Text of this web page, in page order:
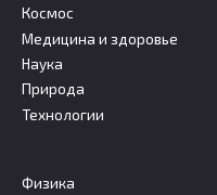
Космос
Медицина и здоровье
Наука
Природа
Технологии
Физика